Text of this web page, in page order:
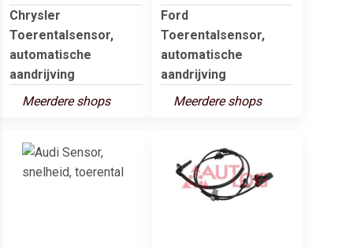
Chrysler
Toerentalsensor,
automatische
aandrijving
Meerdere shops
Ford
Toerentalsensor,
automatische
aandrijving
Meerdere shops